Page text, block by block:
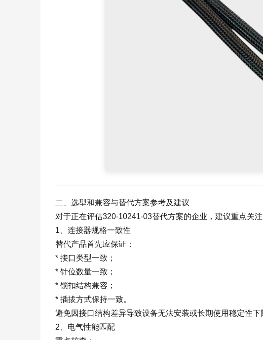
二、选型和兼容与替代方案参考及建议
对于正在评估320-10241-03替代方案的企业，建议重点关注
1、连接器规格一致性
替代产品首先应保证：
* 接口类型一致；
* 针位数量一致；
* 锁扣结构兼容；
* 插拔方式保持一致。
避免因接口结构差异导致设备无法安装或长期使用稳定性下
2、电气性能匹配